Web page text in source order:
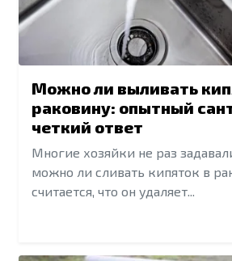
Можно ли выливать
раковину: опытный
четкий ответ
Многие хозяйки не раз
можно ли сливать кипяток в
считается, что он удаляет...